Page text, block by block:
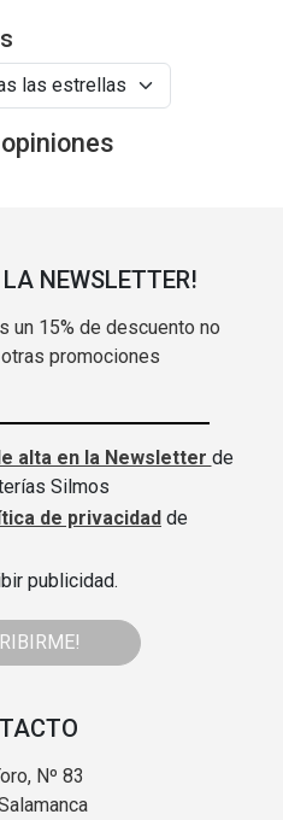
LA NEWSLETTER!
un 15% de descuento no
promociones
alta en la Newsletter de
Silmos
de privacidad de
publicidad.
Nº 83